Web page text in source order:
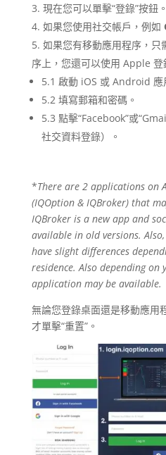
現在您可以單擊“登錄”按鈕。
如果您使用社交帳戶，例如
如果您有移動應用程序，只
序上，您還可以使用 Apple 登
5.1 啟動 iOS 或 Android 應
5.2 填寫郵箱和密碼。
5.3 點擊“Facebook”或
社交資料登錄）。
*There are 2 applications on
(IQOption & IQBroker) that
IQBroker is a new app and
available in old versions.
have slight differences
residence. Also depending on
application may be available.
無論您登錄桌面還是移動應用
才單擊“重置”。